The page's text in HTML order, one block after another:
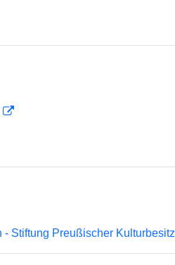
- Stiftung Preußischer Kulturbesitz